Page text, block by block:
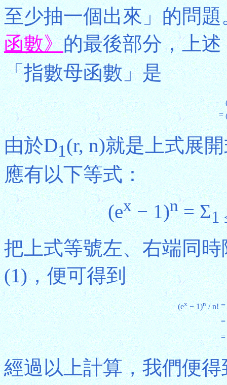
至少抽一個出來」的問題
函數》的最後部分，上
「指數母函數」是
=
由於D1(r, n)就是上式展
應有以下等式：
(ex− 1)n= Σ1
把上式等號左、右端同
(1)，便可得到
(ex− 1)n/ n! =
=
=
經過以上計算，我們便得